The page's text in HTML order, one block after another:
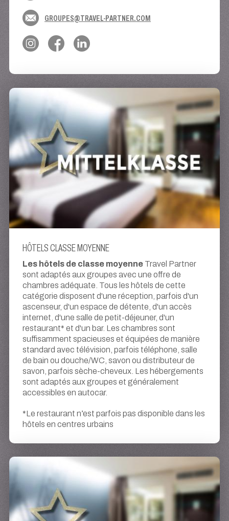
GROUPES@TRAVEL-PARTNER.COM
HÔTELS CLASSE MOYENNE
Les hôtels de classe moyenneTravel Partner
sont adaptés aux groupes avec une offre de
chambres adéquate. Tous les hôtels de cette
catégorie disposent d'une réception, parfois d'un
ascenseur, d'un espace de détente, d'un accès
internet, d'une salle de petit-déjeuner, d'un
restaurant* et d'un bar. Les chambres sont
suffisamment spacieuses et équipées de manière
standard avec télévision, parfois téléphone, salle
de bain ou douche/WC, savon ou distributeur de
savon, parfois sèche-cheveux. Les hébergements
sont adaptés aux groupes et généralement
accessibles en autocar.
*Le restaurant n’est parfois pas disponible dans les
hôtels en centres urbains